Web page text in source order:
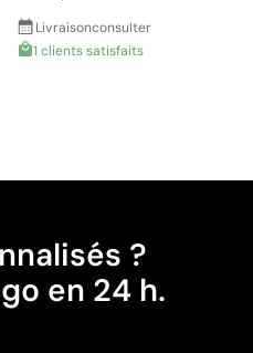
Livraisonconsulter
1 clients satisfaits
?
en 24 h.